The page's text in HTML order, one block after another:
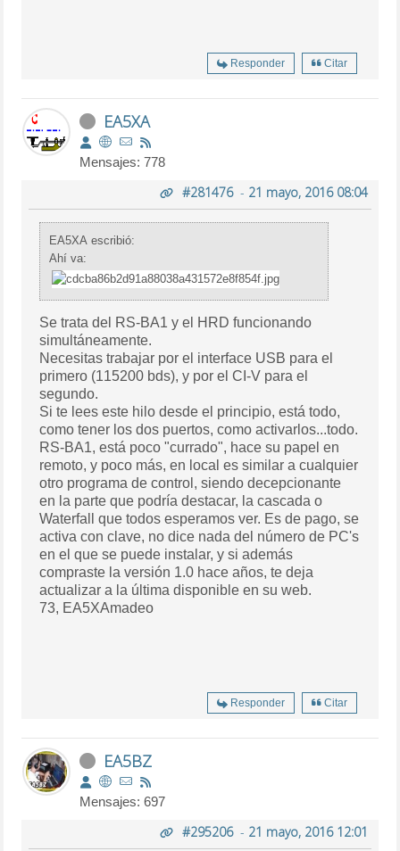
Responder Citar
EA5XA
Mensajes: 778
#281476- 21 mayo, 2016 08:04
EA5XA escribió:
Ahí va:
Se trata del RS-BA1 y el HRD funcionando
simultáneamente.
Necesitas trabajar por el interface USB para el
primero (115200 bds), y por el CI-V para el
segundo.
Si te lees este hilo desde el principio, está todo,
como tener los dos puertos, como activarlos...todo.
RS-BA1, está poco "currado", hace su papel en
remoto, y poco más, en local es similar a cualquier
otro programa de control, siendo decepcionante
en la parte que podría destacar, la cascada o
Waterfall que todos esperamos ver. Es de pago, se
activa con clave, no dice nada del número de PC's
en el que se puede instalar, y si además
compraste la versión 1.0 hace años, te deja
actualizar a la última disponible en su web.
73, EA5XAmadeo
Responder Citar
EA5BZ
Mensajes: 697
#295206- 21 mayo, 2016 12:01